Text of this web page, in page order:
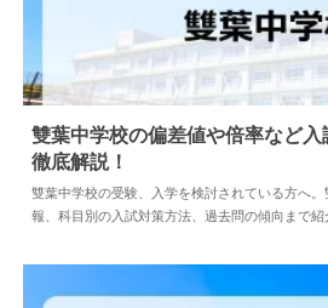
中学情報
雙葉中学校の偏差値や倍率など
徹底解説！
雙葉中学校の受験、入学を検討されている方へ
報、科目別の入試対策方法、過去問の傾向まで紹